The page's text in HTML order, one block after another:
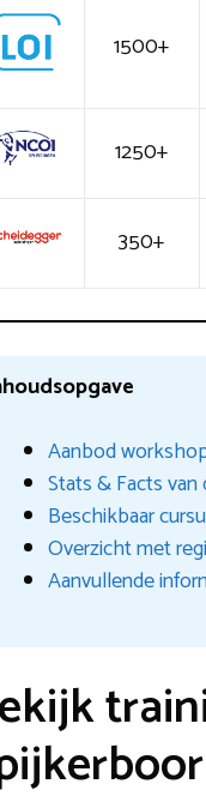
1500+
1250+
350+
Aanbod
Stats & Facts
Beschikbaar
Overzicht met
Aanvullende